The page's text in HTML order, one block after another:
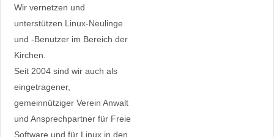
Wir vernetzen und
unterstützen Linux-Neulinge
und -Benutzer im Bereich der
Kirchen.
Seit 2004 sind wir auch als
eingetragener,
gemeinnütziger Verein Anwalt
und Ansprechpartner für Freie
Software und für Linux in den